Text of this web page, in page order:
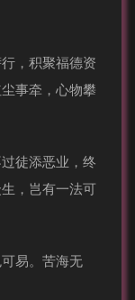
，积聚福德资
事牵，心物攀
徒添恶业，终
，岂有一法可
易。苦海无